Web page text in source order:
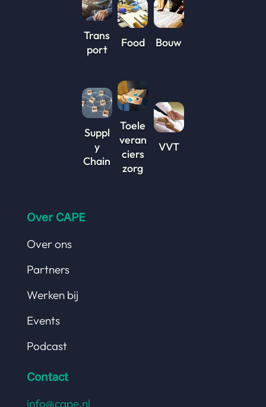
Trans
port
Food Bouw
Suppl
y
Chain
Toele
veran
ciers
zorg
VVT
Over CAPE
Over ons
Partners
Werken bij
Events
Podcast
Contact
info@cape.nl